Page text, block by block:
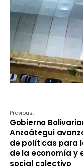
Previous:
Gobierno
Anzoátegui
de políticas para
de la economía y
social colectivo